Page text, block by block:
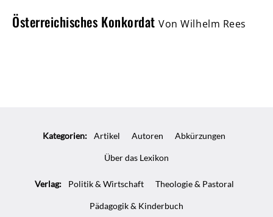
Österreichisches Konkordat Von Wilhelm Rees
Kategorien: Artikel Autoren Abkürzungen
Über das Lexikon
Verlag: Politik & Wirtschaft Theologie & Pastoral
Pädagogik & Kinderbuch